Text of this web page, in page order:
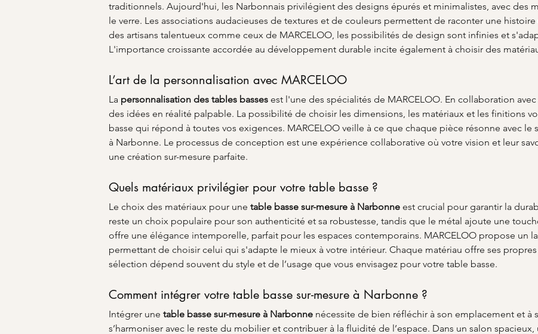
traditionnels. Aujourd'hui, les Narbonnais privilégient des designs épurés et minimalistes, avec des
le verre. Les associations audacieuses de textures et de couleurs permettent de raconter une
des artisans talentueux comme ceux de MARCELOO, les possibilités de design sont infinies et
L'importance croissante accordée au développement durable incite également à choisir des
L’art de la personnalisation avec MARCELOO
La personnalisation des tables basses est l'une des spécialités de MARCELOO. En collaboration
des idées en réalité palpable. La possibilité de choisir les dimensions, les matériaux et les finitions
basse qui répond à toutes vos exigences. MARCELOO veille à ce que chaque pièce résonne avec le
à Narbonne. Le processus de conception est une expérience collaborative où votre vision et leur
une création sur-mesure parfaite.
Quels matériaux privilégier pour votre table basse ?
Le choix des matériaux pour une table basse sur-mesure à Narbonne est crucial pour garantir la
reste un choix populaire pour son authenticité et sa robustesse, tandis que le métal ajoute une
offre une élégance intemporelle, parfait pour les espaces contemporains. MARCELOO propose un
permettant de choisir celui qui s'adapte le mieux à votre intérieur. Chaque matériau offre ses
sélection dépend souvent du style et de l’usage que vous envisagez pour votre table basse.
Comment intégrer votre table basse sur-mesure à Narbonne ?
Intégrer une table basse sur-mesure à Narbonne nécessite de bien réfléchir à son emplacement et à
s’harmoniser avec le reste du mobilier et contribuer à la fluidité de l’espace. Dans un salon